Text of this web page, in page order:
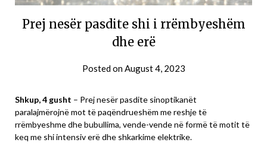
Prej nesër pasdite shi i rrëmbyeshëm
dhe erë
Posted onAugust 4, 2023
Shkup, 4 gusht – Prej nesër pasdite sinoptikanët
paralajmërojnë mot të paqëndrueshëm me reshje të
rrëmbyeshme dhe bubullima, vende-vende në formë të motit të
keq me shi intensiv erë dhe shkarkime elektrike.